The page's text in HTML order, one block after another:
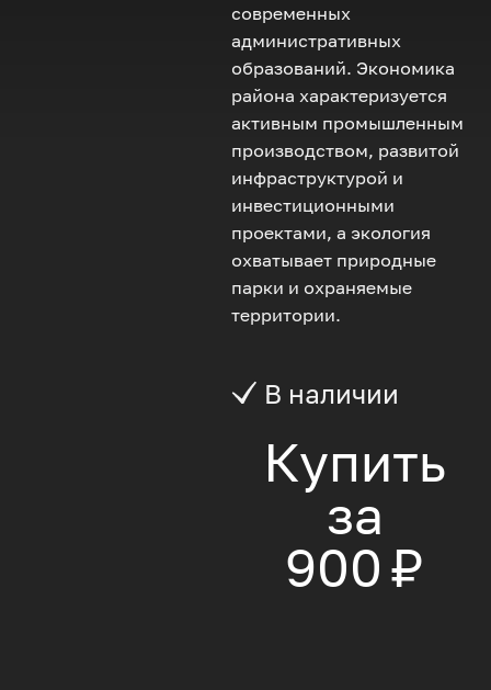
современных
административных
образований. Экономика
района характеризуется
активным промышленным
производством, развитой
инфраструктурой и
инвестиционными
проектами, а экология
охватывает природные
парки и охраняемые
территории.
В наличии
Купить
за
900 ₽